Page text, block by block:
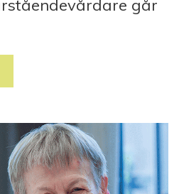
går
NÄR OSCAR FLYTTAR